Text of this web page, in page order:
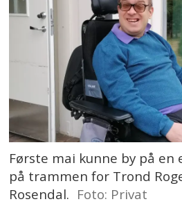
Første mai kunne by på
på trammen for Trond
Rosendal. Foto: Privat